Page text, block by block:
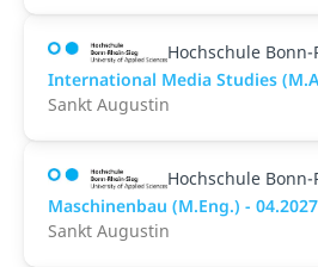
Hochschule Bonn-
International Media Studies
Sankt Augustin
Hochschule Bonn-
Maschinenbau (M.Eng.) - 04.2027
Sankt Augustin